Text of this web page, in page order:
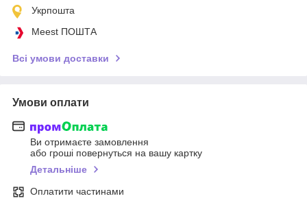
Укрпошта
Meest ПОШТА
Всі умови доставки
Умови оплати
Ви отримаєте замовлення
або гроші повернуться на вашу картку
Детальніше
Оплатити частинами